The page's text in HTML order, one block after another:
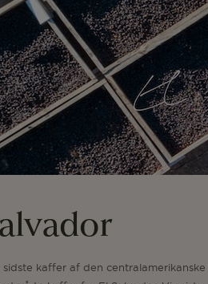
kaffer af den centralamerikanske